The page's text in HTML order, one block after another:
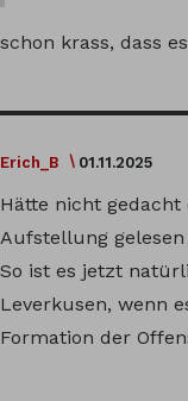
schon krass, dass
Erich_B 01.11.2025
Hätte nicht gedacht
Aufstellung gelesen
So ist es jetzt
Leverkusen, wenn
Formation der